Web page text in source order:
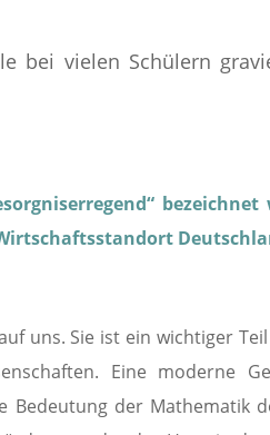
bei vielen Schülern
bezeichnet
uns. Sie ist ein wichtiger
Eine moderne
Bedeutung der Mathematik